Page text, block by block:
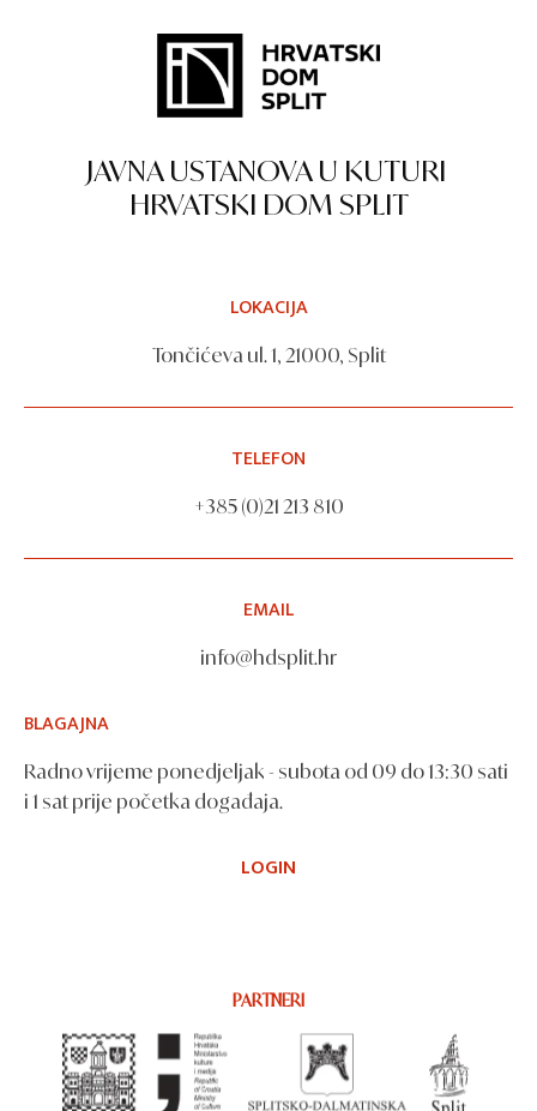
JAVNA USTANOVA U KUTURI
HRVATSKI DOM SPLIT
LOKACIJA
Tončićeva ul. 1, 21000, Split
TELEFON
+385 (0)21 213 810
EMAIL
info@hdsplit.hr
BLAGAJNA
Radno vrijeme ponedjeljak - subota od 09 do 13:30 sati
i 1 sat prije početka događaja.
LOGIN
PARTNERI